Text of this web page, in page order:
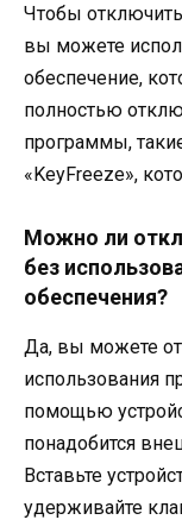
Чтобы
вы можете
обеспечение,
полностью
программы,
«KeyFreeze»,
Можно ли
без
обеспечения?
Да, вы можете
использования
помощью
понадобится
Вставьте
удерживайте